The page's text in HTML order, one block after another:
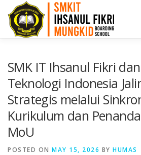
PRESTASI AKADEMI BKK
SMK IT Ihsanul Fikri
Teknologi Indonesia
Strategis melalui
Kurikulum dan
MoU
POSTED ON MAY 15, 2026 BY HUMAS